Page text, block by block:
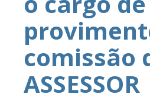
comissão
ASSESSOR